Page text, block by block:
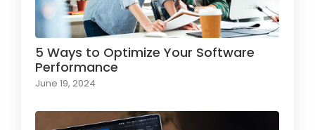
5 Ways to Optimize Your Software
Performance
June 19, 2024